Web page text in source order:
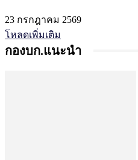
23 กรกฎาคม 2569
โหลดเพิ่มเติม
กองบก.แนะนำ